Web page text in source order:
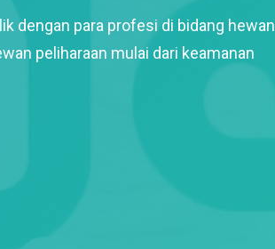
dengan para profesi di bidang hewan
peliharaan mulai dari keamanan